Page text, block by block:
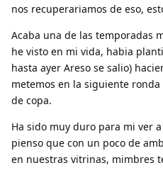
nos recuperariamos de eso,
Acaba una de las temporadas
he visto en mi vida, habia
hasta ayer Areso se salio)
metemos en la siguiente
de copa.
Ha sido muy duro para mi ver
pienso que con un poco de
en nuestras vitrinas, mimbres